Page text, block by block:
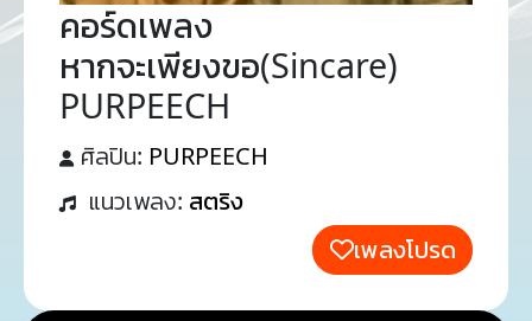
คอร์ดเพลง
หากจะเพียงขอ(Sincare)
PURPEECH
ศิลปิน: PURPEECH
แนวเพลง: สตริง
เพลงโปรด